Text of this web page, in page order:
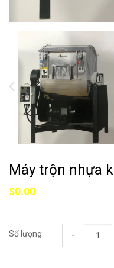
Máy trộn nhựa
$0.00
Số lượng: -